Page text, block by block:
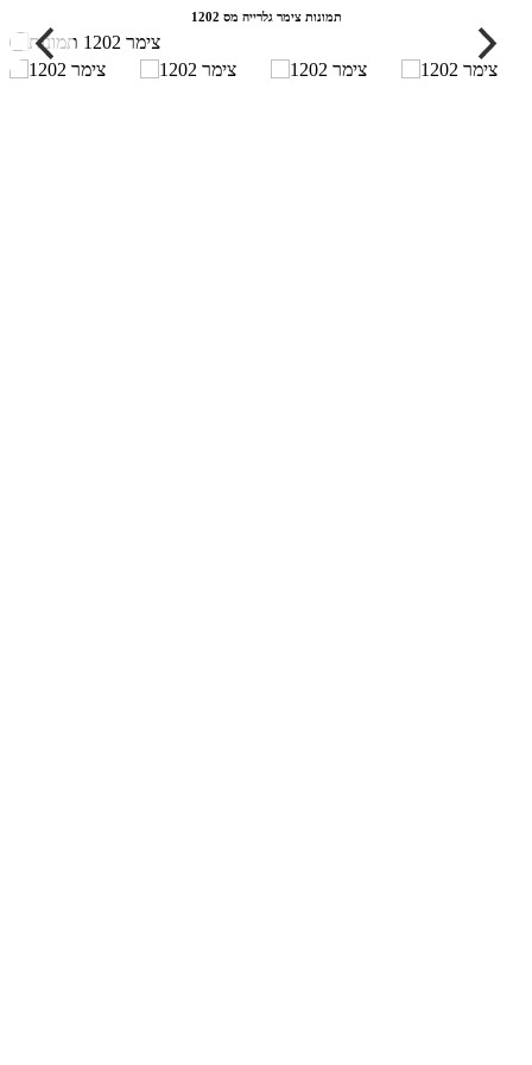
תמונות צימר גלרייה מס 1202